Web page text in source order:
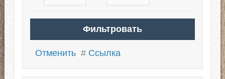
Отменить # Ссылка